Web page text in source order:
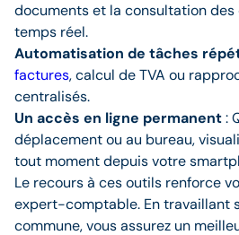
documents et la consultation
temps réel.
Automatisation de tâches
factures, calcul de TVA ou
centralisés.
Un accès en ligne permanent:
déplacement ou au bureau,
tout moment depuis votre
Le recours à ces outils renforce
expert-comptable. En travaillant
commune, vous assurez un